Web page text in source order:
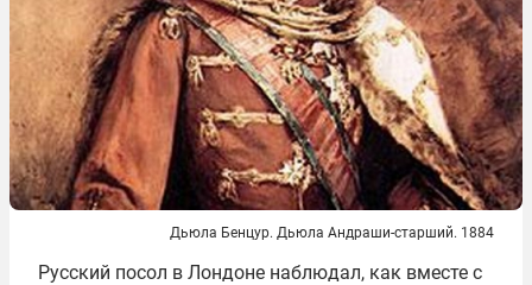
Дьюла Бенцур. Дьюла Андраши-старший. 1884
Русский посол в Лондоне наблюдал, как вместе с